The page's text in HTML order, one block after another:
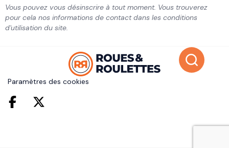
Vous pouvez vous désinscrire à tout moment. Vous trouverez
pour cela nos informations de contact dans les conditions
d'utilisation du site.
Paramètres des cookies
Facebook